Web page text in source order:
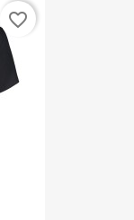
favorite_border